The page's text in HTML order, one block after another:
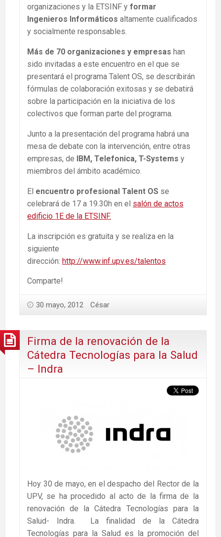
organizaciones y la ETSINF y formar
Ingenieros Informáticos altamente cualificados
y socialmente responsables.
Más de 70 organizaciones y empresas han
sido invitadas a este encuentro en el que se
presentará el programa Talent OS, se describirán
fórmulas de colaboración exitosas y se debatirá
sobre la participación en la iniciativa de los
colectivos que forman parte del programa.
Junto a la presentación del programa habrá una
mesa de debate con la intervención, entre otras
empresas, de
IBM, Telefonica, T-Systems y
miembros del ámbito académico.
El encuentro profesional Talent OS se
celebrará de 17 a 19.30h en el salón de actos
edificio 1E de la ETSINF.
La inscripción es gratuita y se realiza en la
siguiente
dirección: http://www.inf.upv.es/talentos
Comparte!
30 mayo, 2012 César
Firma de la renovación de la
Cátedra Tecnologías para la Salud
– Indra
Hoy 30 de mayo, en el despacho del Rector de la
UPV, se ha procedido al acto de la firma de la
renovación de la Cátedra Tecnologías para la
Salud- Indra. La finalidad de la Cátedra
Tecnologías para la Salud es la promoción del